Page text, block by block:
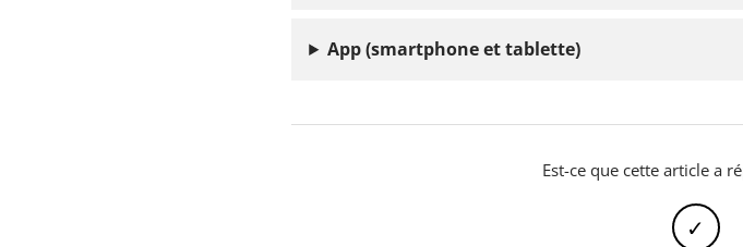
App (smartphone et tablette)
Est-ce que cette article a